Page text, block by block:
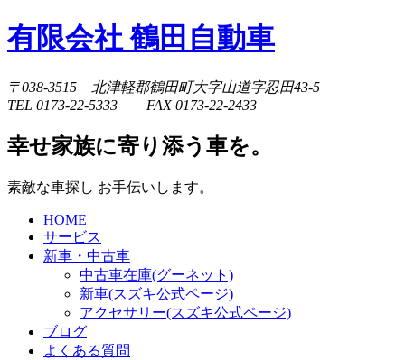
有限会社 鶴田自動車
〒038-3515 北津軽郡鶴田町大字山道字忍田43-5
TEL 0173-22-5333 FAX 0173-22-2433
幸せ家族に寄り添う車を。
素敵な車探し お手伝いします。
HOME
サービス
新車・中古車
中古車在庫(グーネット)
新車(スズキ公式ページ)
アクセサリー(スズキ公式ページ)
ブログ
よくある質問